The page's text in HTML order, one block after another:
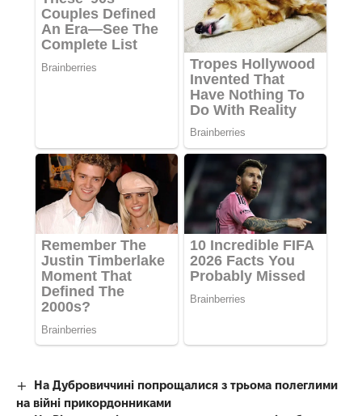
На Дубровиччині попрощалися з трьома полеглими
на війні прикордонниками